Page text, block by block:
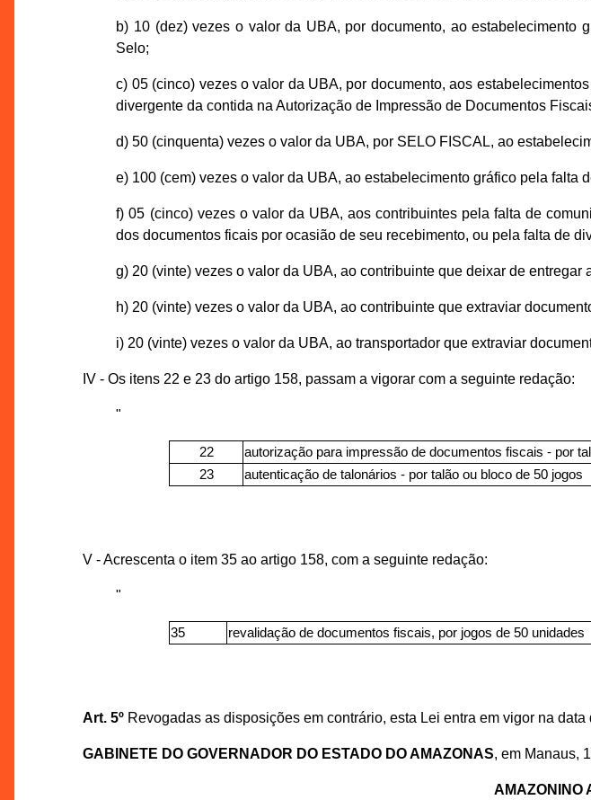
b) 10 (dez) vezes o valor da UBA, por documento, ao
Selo;
c) 05 (cinco) vezes o valor da UBA, por documento, aos
divergente da contida na Autorização de Impressão de Documentos
d) 50 (cinquenta) vezes o valor da UBA, por SELO FISCAL, ao
e) 100 (cem) vezes o valor da UBA, ao estabelecimento gráfico pela falta
f) 05 (cinco) vezes o valor da UBA, aos contribuintes pela falta de
dos documentos ficais por ocasião de seu recebimento, ou pela falta de
g) 20 (vinte) vezes o valor da UBA, ao contribuinte que deixar de
h) 20 (vinte) vezes o valor da UBA, ao contribuinte que extraviar
i) 20 (vinte) vezes o valor da UBA, ao transportador que extraviar
IV - Os itens 22 e 23 do artigo 158, passam a vigorar com a seguinte redação:
"
22 autorização para impressão de documentos fiscais - por
23
autenticação de talonários - por talão ou bloco de 50 jogos
V - Acrescenta o item 35 ao artigo 158, com a seguinte redação:
"
35 revalidação de documentos fiscais, por jogos de 50 unidades
Art. 5ºRevogadas as disposições em contrário, esta Lei entra em vigor na data
GABINETE DO GOVERNADOR DO ESTADO DO AMAZONAS, em Manaus,
AMAZONINO